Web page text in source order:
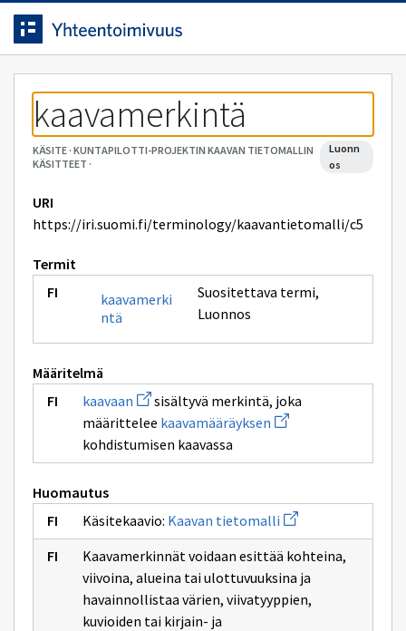
Siirrytty
sivulle
Siirry suoraan sisältöön.
kaavamerkintä
KÄSITE· KUNTAPILOTTI-PROJEKTIN KAAVAN TIETOMALLIN
KÄSITTEET ·
luonn
os
URI
https://iri.suomi.fi/terminology/kaavantietomalli/c5
Termit
kaavamerki
ntä
Suositettava termi,
Luonnos
Määritelmä
kaavaan Avaa
uuden
ikkunan
sivulle
kaavaan
sisältyvä merkintä, joka
määrittelee kaavamääräyksen Avaa
uuden
sivulle
kohdistumisen kaavassa
Huomautus
Käsitekaavio: Kaavan tietomalli Avaa
uuden
ikkunan
sivulle
Kaavan
tietomalli
Kaavamerkinnät voidaan esittää kohteina,
viivoina, alueina tai ulottuvuuksina ja
havainnollistaa värien, viivatyyppien,
kuvioiden tai kirjain- ja